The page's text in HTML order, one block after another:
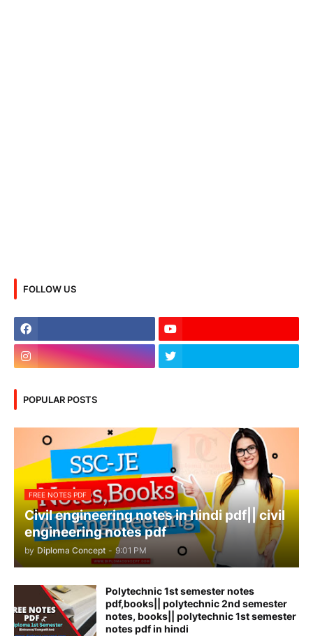
FOLLOW US
POPULAR POSTS
FREE NOTES PDF
Civil engineering notes in hindi pdf|| civil
engineering notes pdf
by Diploma Concept - 9:01 PM
Polytechnic 1st semester notes
pdf,books|| polytechnic 2nd semester
notes, books|| polytechnic 1st semester
notes pdf in hindi